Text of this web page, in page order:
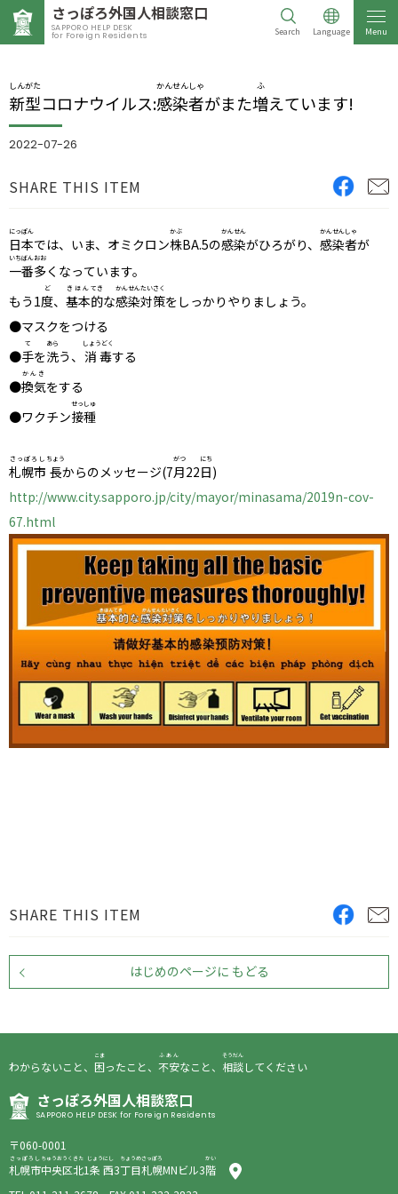
さっぽろ外国人相談窓口
SAPPORO HELP DESK
for Foreign Residents Search Language Menu
新型
しんがた
コロナウイルス:感染者
かんせんしゃ
がまた増
ふ
えています!
2022-07-26
SHARE THIS ITEM
日本
にっぽん
では、いま、オミクロン株
かぶ
BA.5の感染
かんせん
がひろがり、 感染者
かんせんしゃ
が
一番
いちばん
多
おお
くなっています。
もう1度
ど
、 基本
きほん
的
てき
な感染対策
かんせんたいさく
をしっかりやりましょう。
●マスクをつける
●手
て
を洗
あら
う、 消毒
しょうどく
する
●換気
かんき
をする
●ワクチン接種
せっしゅ
札幌市
さっぽろし
長
ちょう
からのメッセージ(7月
がつ
22日
にち
)
http://www.city.sapporo.jp/city/mayor/minasama/2019n-cov-
67.html
SHARE THIS ITEM
はじめのページに もどる
わからないこと、 困
こま
ったこと、 不安
ふあん
なこと、 相談
そうだん
してください
さっぽろ外国人相談窓口
SAPPORO HELP DESK for Foreign Residents
〒060-0001
札幌市
さっぽろし
中央区
ちゅうおうく
北
きた
1条
じょう
西
にし
3丁目
ちょうめ
札幌
さっぽろ
MNビル3階
かい